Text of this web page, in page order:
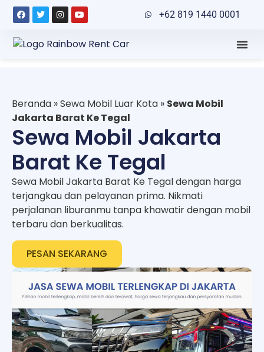
+62 819 1440 0001
Beranda »Sewa Mobil Luar Kota » Sewa Mobil
Jakarta Barat Ke Tegal
Sewa Mobil Jakarta
Barat Ke Tegal
Sewa Mobil Jakarta Barat Ke Tegal dengan harga
terjangkau dan pelayanan prima. Nikmati
perjalanan liburanmu tanpa khawatir dengan mobil
terbaru dan berkualitas.
PESAN SEKARANG